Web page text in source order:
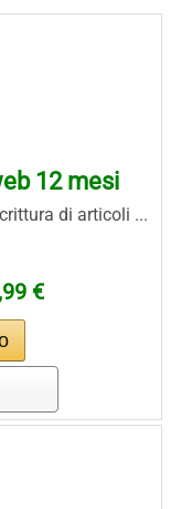
12 mesi
di articoli ...
€